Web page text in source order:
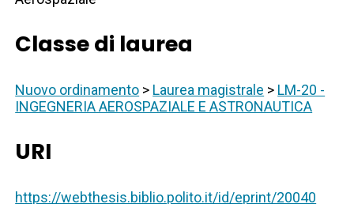
Classe di laurea
Nuovo ordinamento > Laurea magistrale > LM-20 -
INGEGNERIA AEROSPAZIALE E ASTRONAUTICA
URI
https://webthesis.biblio.polito.it/id/eprint/20040